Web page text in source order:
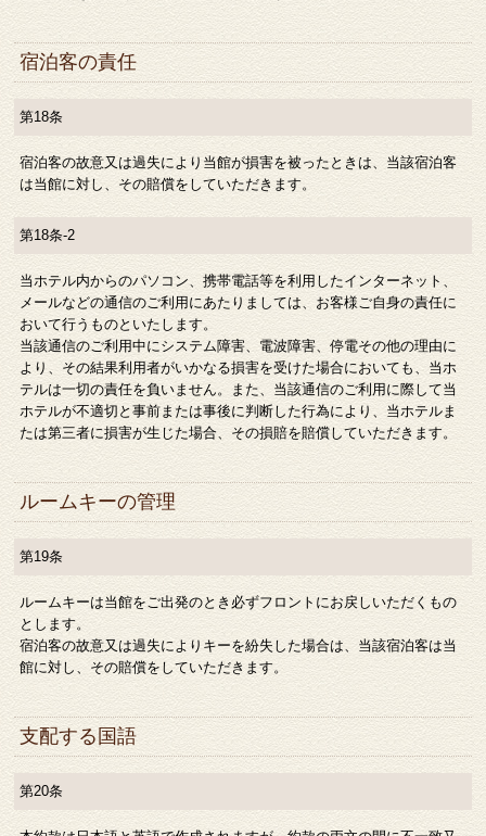
宿泊客の責任
第18条
宿泊客の故意又は過失により当館が損害を被ったときは、当該宿泊客
は当館に対し、その賠償をしていただきます。
第18条-2
当ホテル内からのパソコン、携帯電話等を利用したインターネット、
メールなどの通信のご利用にあたりましては、お客様ご自身の責任に
おいて行うものといたします。
当該通信のご利用中にシステム障害、電波障害、停電その他の理由に
より、その結果利用者がいかなる損害を受けた場合においても、当ホ
テルは一切の責任を負いません。また、当該通信のご利用に際して当
ホテルが不適切と事前または事後に判断した行為により、当ホテルま
たは第三者に損害が生じた場合、その損賠を賠償していただきます。
ルームキーの管理
第19条
ルームキーは当館をご出発のとき必ずフロントにお戻しいただくもの
とします。
宿泊客の故意又は過失によりキーを紛失した場合は、当該宿泊客は当
館に対し、その賠償をしていただきます。
支配する国語
第20条